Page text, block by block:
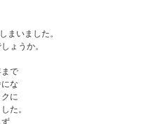
まいました。
ょうか。
で
な
に
た。
、